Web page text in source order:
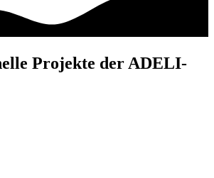
Projekte der ADELI-